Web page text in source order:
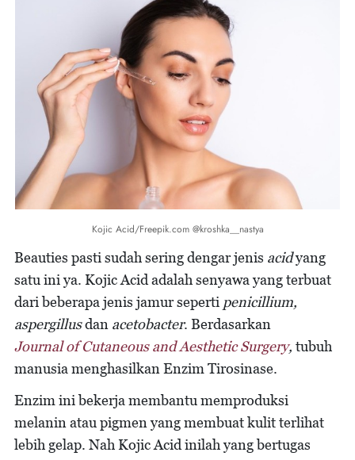
Kojic Acid/Freepik.com @kroshka__nastya
Beauties pasti sudah sering dengar jenis acidyang
satu ini ya. Kojic Acid adalah senyawa yang terbuat
dari beberapa jenis jamur seperti penicillium,
aspergillusdan acetobacter. Berdasarkan
Journal of Cutaneous and Aesthetic Surgery, tubuh
manusia menghasilkan Enzim Tirosinase.
Enzim ini bekerja membantu memproduksi
melanin atau pigmen yang membuat kulit terlihat
lebih gelap. Nah Kojic Acid inilah yang bertugas